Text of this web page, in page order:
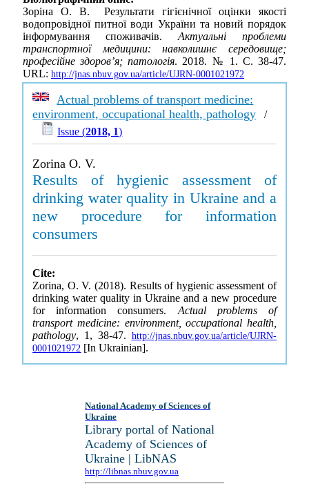
Зоріна О. В. Результати гігієнічної оцінки якості
водопровідної питної води України та новий порядок
інформування споживачів.Актуальні проблеми
транспортної медицини: навколишнє середовище;
професійне здоров’я; патологія. 2018. № 1. С. 38-47.
URL: http://jnas.nbuv.gov.ua/article/UJRN-0001021972
Actual problems of transport medicine:
environment, occupational health, pathology /
Issue (2018, 1)
Zorina O. V.
Results of hygienic assessment of
drinking water quality in Ukraine and a
new procedure for information
consumers
Cite:
Zorina, O. V. (2018). Results of hygienic assessment of
drinking water quality in Ukraine and a new procedure
for information consumers. Actual problems of
transport medicine: environment, occupational health,
pathology, 1, 38-47. http://jnas.nbuv.gov.ua/article/UJRN-
0001021972 [In Ukrainian].
National Academy of Sciences of
Ukraine
Library portal of National
Academy of Sciences of
Ukraine | LibNAS
http://libnas.nbuv.gov.ua